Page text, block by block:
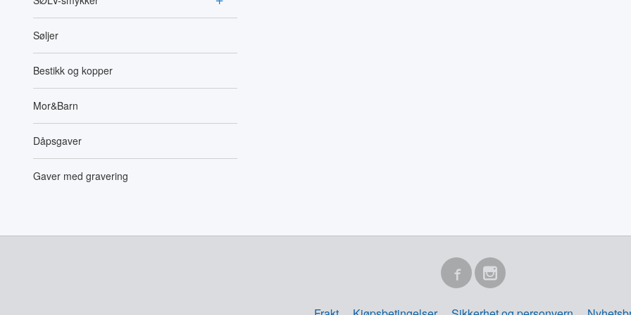
Søljer
Bestikk og kopper
Mor&Barn
Dåpsgaver
Gaver med gravering